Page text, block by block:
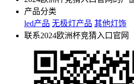
产品分类
led产品 无极灯产品 其他灯饰
联系2024欧洲杯竞猜入口官网